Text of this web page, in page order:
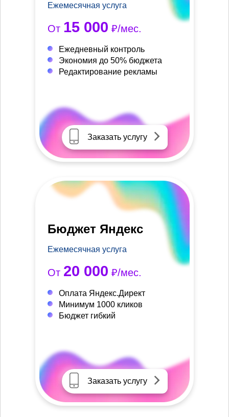
Ежемесячная услуга
От 15 000 ₽/мес.
Ежедневный контроль
Экономия до 50% бюджета
Редактирование рекламы
Заказать услугу
Бюджет Яндекс
Ежемесячная услуга
От 20 000 ₽/мес.
Оплата Яндекс.Директ
Минимум 1000 кликов
Бюджет гибкий
Заказать услугу